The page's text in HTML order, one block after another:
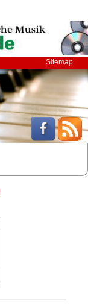
Sitemap